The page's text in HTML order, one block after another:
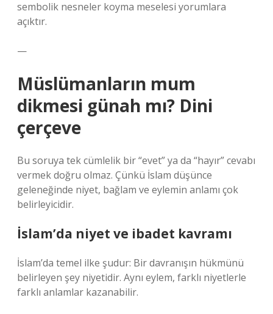
sembolik nesneler koyma meselesi yorumlara
açıktır.
—
Müslümanların mum
dikmesi günah mı? Dini
çerçeve
Bu soruya tek cümlelik bir “evet” ya da “hayır” cevabı
vermek doğru olmaz. Çünkü İslam düşünce
geleneğinde niyet, bağlam ve eylemin anlamı çok
belirleyicidir.
İslam’da niyet ve ibadet kavramı
İslam’da temel ilke şudur: Bir davranışın hükmünü
belirleyen şey niyetidir. Aynı eylem, farklı niyetlerle
farklı anlamlar kazanabilir.